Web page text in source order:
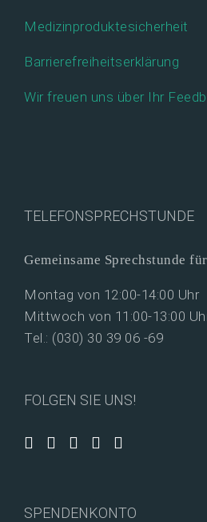
Medizinproduktesicherheit
Barrierefreiheitserklärung
Wir freuen uns über Ihr
TELEFONSPRECHSTUNDE
Gemeinsame Sprechstunde
Montag von 12:00-14:00 Uhr
Mittwoch von 11:00-13:00
Tel.: (030) 30 39 06 -69
FOLGEN SIE UNS!
SPENDENKONTO